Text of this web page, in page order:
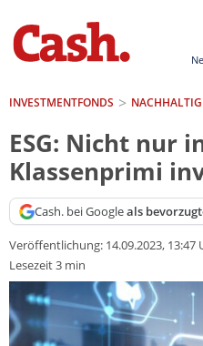
INVESTMENTFONDS
ESG: Nicht nur
Klassenprimi
Cash. bei Googleals
Veröffentlichung: 14.09.2023, 13:47
Lesezeit 3 min